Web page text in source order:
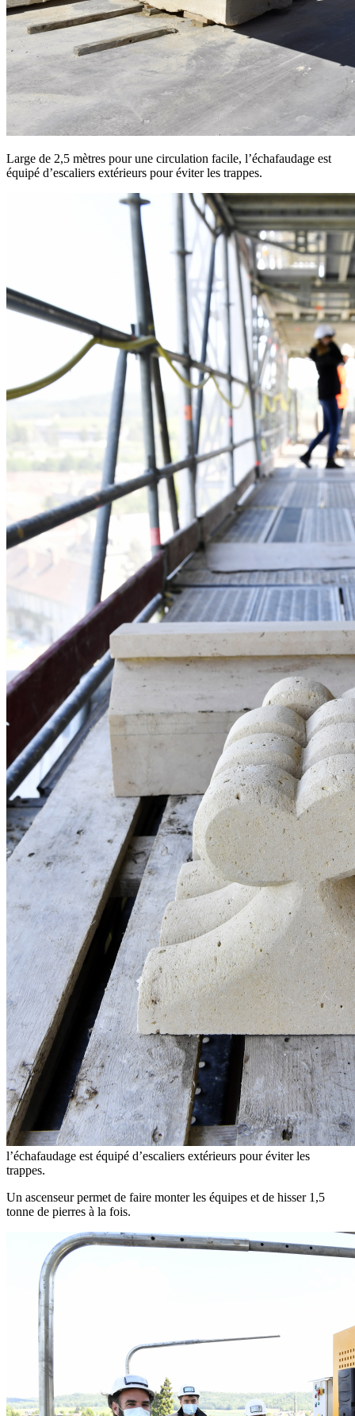
Large de 2,5 mètres pour une circulation facile, l’échafaudage est
équipé d’escaliers extérieurs pour éviter les trappes.
l’échafaudage est équipé d’escaliers extérieurs pour éviter les
trappes.
Un ascenseur permet de faire monter les équipes et de hisser 1,5
tonne de pierres à la fois.